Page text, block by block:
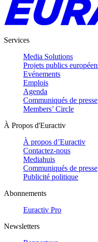
Services
Media Solutions
Projets publics
Evénements
Emplois
Agenda
Communiqués de presse
Members’ Circle
À Propos d'Euractiv
À propos d’Euractiv
Contactez-nous
Mediahuis
Communiqués de presse
Publicité politique
Abonnements
Euractiv Pro
Newsletters